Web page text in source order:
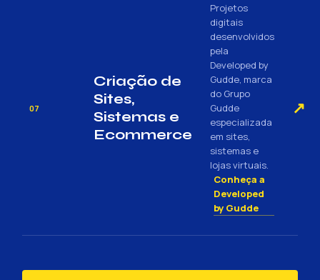
07
Criação de
Sites,
Sistemas e
Ecommerce
Projetos
digitais
desenvolvidos
pela
Developed by
Gudde, marca
do Grupo
Gudde
especializada
em sites,
sistemas e
lojas virtuais.
Conheça a
Developed
by Gudde
↗